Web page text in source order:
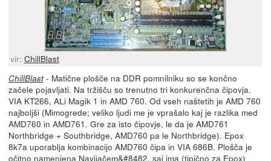
vir: ChillBlast
ChillBlast- Matične plošče na DDR pomnilniku so se končno
začele pojavljati. Na tržišču so trenutno tri konkurenčna čipovja.
VIA KT266, ALi Magik 1 in AMD 760. Od vseh naštetih je AMD 760
najboljši (Mimogrede; veliko ljudi me je vprašalo kaj je razlika med
AMD760 in AMD761. Gre za isto čipovje, le da je AMD761
Northbridge + Southbridge, AMD760 pa le Northbridge). Epox
8k7a uporablja kombinacijo AMD760 čipa in VIA 686B. Plošča je
očitno namenjena Navijačem&#8482, saj ima (tipično za Epox)